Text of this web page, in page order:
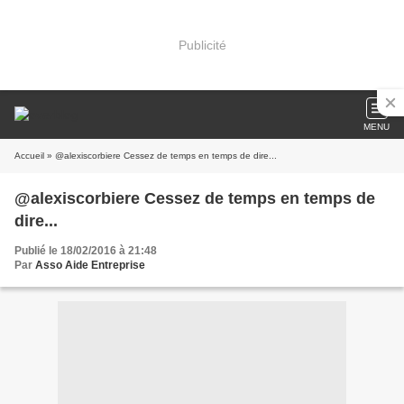
Publicité
MENU
Accueil » @alexiscorbiere Cessez de temps en temps de dire...
@alexiscorbiere Cessez de temps en temps de
dire...
Publié le 18/02/2016 à 21:48
Par Asso Aide Entreprise